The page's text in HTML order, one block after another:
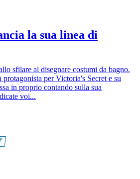
la sua linea di
sfilare al disegnare costumi da bagno.
per Victoria's Secret e su
in proprio contando sulla sua
voi...